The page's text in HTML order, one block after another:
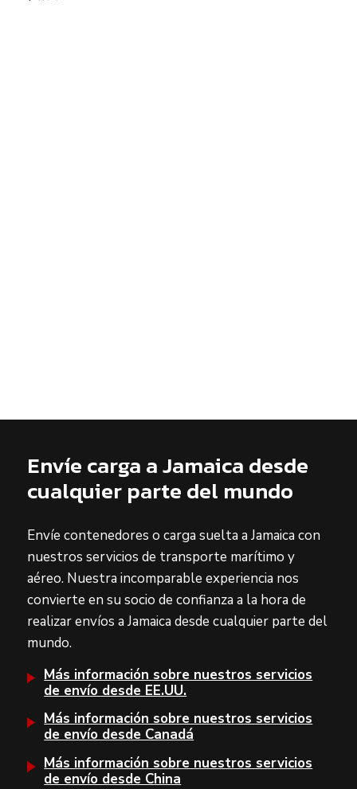
Envíe carga a Jamaica desde
cualquier parte del mundo
Envíe contenedores o carga suelta a Jamaica con
nuestros servicios de transporte marítimo y
aéreo. Nuestra incomparable experiencia nos
convierte en su socio de confianza a la hora de
realizar envíos a Jamaica desde cualquier parte del
mundo.
Más información sobre nuestros servicios
de envío desde EE.UU.
Más información sobre nuestros servicios
de envío desde Canadá
Más información sobre nuestros servicios
de envío desde China